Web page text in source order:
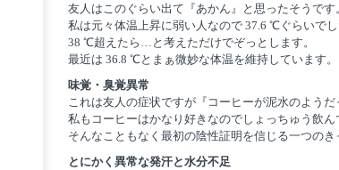
友人はこのぐらい出て『あかん』と思ったそうです
私は元々体温上昇に弱い人なので 37.6 ℃ぐらいで
38 ℃超えたら…と考えただけでぞっとします。
最近は 36.8 ℃とまぁ微妙な体温を維持しています。
味覚・臭覚異常
これは友人の症状ですが『コーヒーが泥水のようだ
私もコーヒーはかなり好きなのでしょっちゅう飲ん
そんなこともなく最初の陰性証明を信じる一つのき
とにかく異常な発汗と水分不足